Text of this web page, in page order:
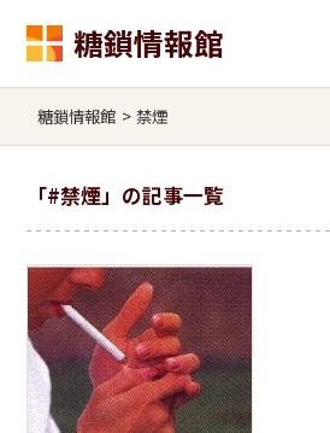
糖鎖情報館
糖鎖情報館 > 禁煙
「#禁煙」の記事一覧